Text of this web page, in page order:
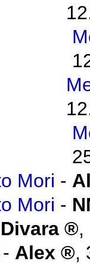
Mori -
Mori -
Divara ,
- Alex ,